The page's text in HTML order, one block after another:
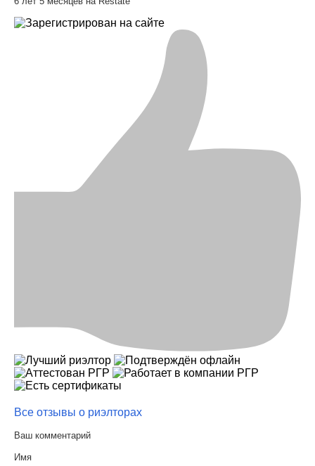
Все отзывы о риэлторах
Ваш комментарий
Имя